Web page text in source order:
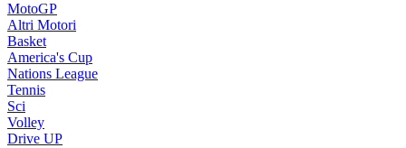
MotoGP
Altri Motori
Basket
America's Cup
Nations League
Tennis
Sci
Volley
Drive UP